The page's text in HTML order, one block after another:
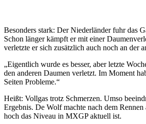
Besonders stark: Der Niederländer fuhr das
Schon länger kämpft er mit einer
verletzte er sich zusätzlich auch noch an der
„Eigentlich wurde es besser, aber letzte
den anderen Daumen verletzt. Im Moment
Seiten Probleme.“
Heißt: Vollgas trotz Schmerzen. Umso
Ergebnis. De Wolf machte nach dem
hoch das Niveau in MXGP aktuell ist.